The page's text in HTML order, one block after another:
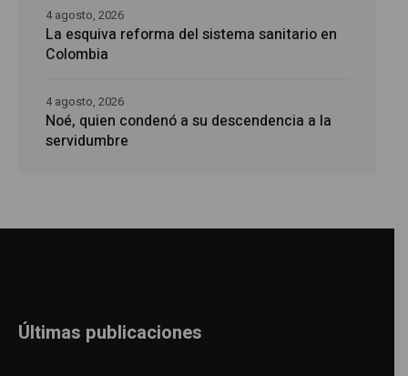
La esquiva reforma del sistema sanitario en
Colombia
4 agosto, 2026
Noé, quien condenó a su descendencia a la
servidumbre
4 agosto, 2026
Últimas publicaciones